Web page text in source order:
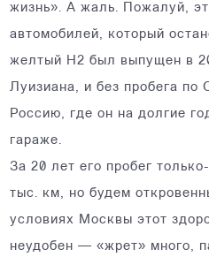
жизнь». А жаль. Пожалуй,
автомобилей, который
желтый Н2 был выпущен в
Луизиана, и без пробега по
Россию, где он на долгие
гараже.
За 20 лет его пробег
тыс. км, но будем
условиях Москвы этот
неудобен — «жрет» много,